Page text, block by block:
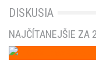
DISKUSIA
NAJČÍTANEJŠIE ZA